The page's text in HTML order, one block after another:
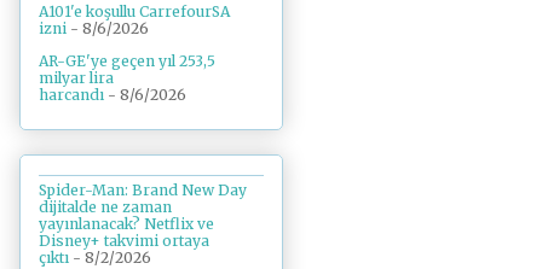
A101'e koşullu CarrefourSA
izni - 8/6/2026
AR-GE'ye geçen yıl 253,5
milyar lira
harcandı - 8/6/2026
Spider-Man: Brand New Day
dijitalde ne zaman
yayınlanacak? Netflix ve
Disney+ takvimi ortaya
çıktı - 8/2/2026